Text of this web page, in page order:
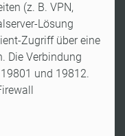
(z. B. VPN,
Lösung
Zugriff über eine
Die Verbindung
und 19812.